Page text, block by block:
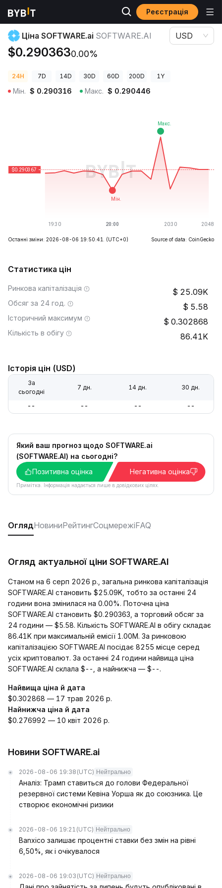
Реєстрація
Ціни криптовалют Ціна SOFTWARE.ai SOFTWARE.AI
Ціна SOFTWARE.ai SOFTWARE.AI
$0.2903630.00%
USD
24H 7D 14D 30D 60D 200D 1Y
Мін. $ 0.290316 Макс. $ 0.290446
Останні зміни: 2026-08-06 19:50:41. (UTC+0) Source of data: CoinGecko
Статистика цін
Ринкова капіталізація 25.09K
Обсяг за 24 год. 5.58
Історичний максимум 0.302868
Кількість в обігу 86.41K
Історія цін (USD)
За
сьогодні
7 дн. 14 дн. 30 дн.
-- -- -- --
Який ваш прогноз щодо SOFTWARE.ai
(SOFTWARE.AI) на сьогодні?
Позитивна оцінка
Негативна оцінка
Примітка. Інформація надається лише в довідкових цілях.
ОглядНовиниРейтингСоцмережіFAQ
Огляд актуальної ціни SOFTWARE.AI
Станом на 6 серп 2026 р., загальна ринкова капіталізація
SOFTWARE.AI становить $25.09K, тобто за останні 24
години вона змінилася на 0.00%. Поточна ціна
SOFTWARE.AI становить $0.290363, а торговий обсяг за
24 години — $5.58. Кількість SOFTWARE.AI в обігу складає
86.41K при максимальній емісії 1.00M. За ринковою
капіталізацією SOFTWARE.AI посідає 8255 місце серед
усіх криптовалют. За останні 24 години найвища ціна
SOFTWARE.AI склала $--, а найнижча — $--.
Найвища ціна й дата
$0.302868 — 17 трав 2026 р.
Найнижча ціна й дата
$0.276992 — 10 квіт 2026 р.
Новини SOFTWARE.ai
2026-08-06 19:38 (UTC) Нейтрально
Аналіз: Трамп ставиться до голови Федеральної
резервної системи Кевіна Уорша як до союзника. Це
створює економічні ризики
2026-08-06 19:21 (UTC) Нейтрально
Banxico залишає процентні ставки без змін на рівні
6,50%, як і очікувалося
2026-08-06 19:03 (UTC) Нейтрально